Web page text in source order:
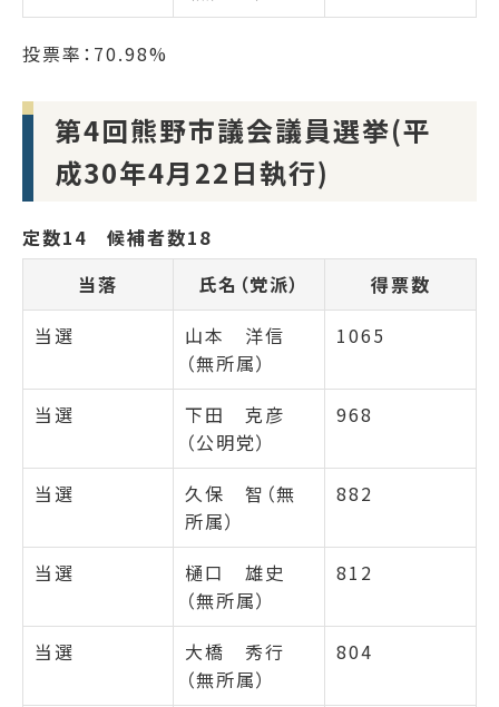
投票率：70.98%
第4回熊野市議会議員選挙(平
成30年4月22日執行)
定数14 候補者数18
当落
氏名（党派）
得票数
当選
山本 洋信
（無所属）
1065
当選
下田 克彦
（公明党）
968
当選
久保 智（無
所属）
882
当選
樋口 雄史
（無所属）
812
当選
大橋 秀行
（無所属）
804